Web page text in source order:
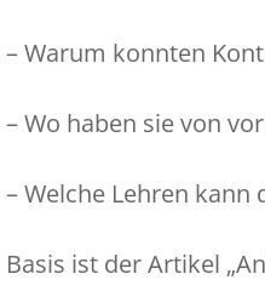
– Warum konnten
– Wo haben sie von
– Welche Lehren kann
Basis ist der Artikel